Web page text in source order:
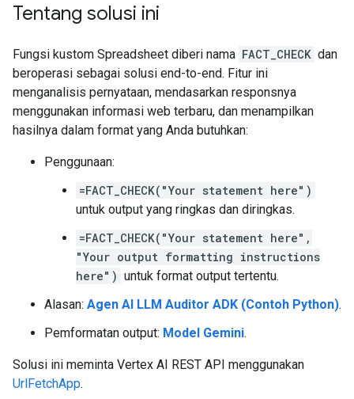
Tentang solusi ini
Fungsi kustom Spreadsheet diberi nama FACT_CHECK dan
beroperasi sebagai solusi end-to-end. Fitur ini
menganalisis pernyataan, mendasarkan responsnya
menggunakan informasi web terbaru, dan menampilkan
hasilnya dalam format yang Anda butuhkan:
Penggunaan:
=FACT_CHECK("Your statement here")
untuk output yang ringkas dan diringkas.
=FACT_CHECK("Your statement here",
"Your output formatting instructions
here") untuk format output tertentu.
Alasan: Agen AI LLM Auditor ADK (Contoh Python).
Pemformatan output: Model Gemini.
Solusi ini meminta Vertex AI REST API menggunakan
UrlFetchApp.